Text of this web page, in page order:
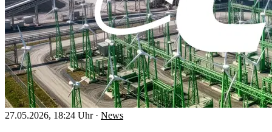
27.05.2026, 18:24 Uhr · News